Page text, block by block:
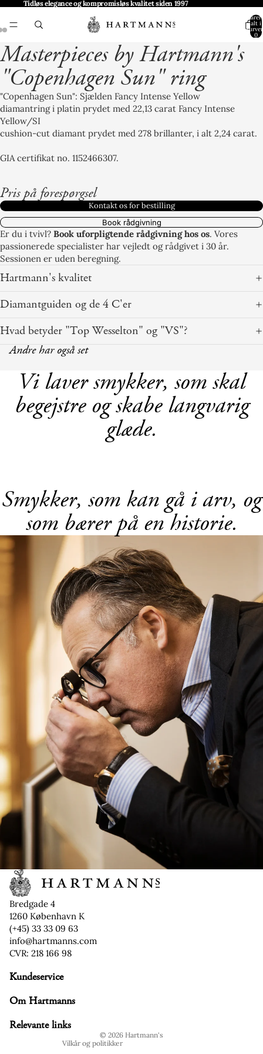
Tidløs elegance og kompromisløs kvalitet siden 1997
alt i
0
produkt
produkt
Masterpieces by Hartmann's
"Copenhagen Sun" ring
"Copenhagen Sun": Sjælden Fancy Intense Yellow
diamantring i platin prydet med 22,13 carat Fancy Intense
Yellow/SI
cushion-cut diamant prydet med 278 brillanter, i alt 2,24 carat.
GIA certifikat no. 1152466307.
Pris på forespørgsel
Kontakt os for bestilling
Book rådgivning
Er du i tvivl? Book uforpligtende rådgivning hos os. Vores
passionerede specialister har vejledt og rådgivet i 30 år.
Sessionen er uden beregning.
Hartmann's kvalitet
Diamantguiden og de 4 C'er
Hvad betyder "Top Wesselton" og "VS"?
Andre har også set
Vi laver smykker, som skal
begejstre og skabe langvarig
glæde.
Smykker, som kan gå i arv, og
som bærer på en historie.
Bredgade 4
1260 København K
(+45) 33 33 09 63
info@hartmanns.com
CVR: 218 166 98
Kundeservice
Om Hartmanns
Relevante links
© 2026 Hartmann's
Vilkår og politikker
Politik om beskyttelse af persondata
Servicevilkår